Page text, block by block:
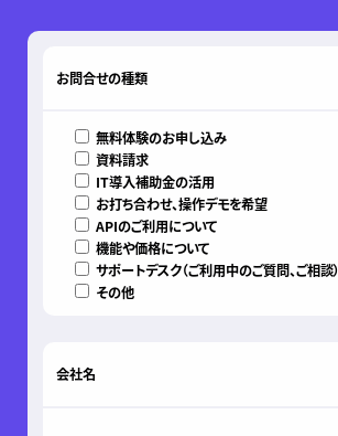
お問合せの種類
無料体験のお申し込み
資料請求
IT導入補助金の活用
お打ち合わせ、操作デモを希望
APIのご利用について
機能や価格について
サポートデスク（ご利用中のご質問、ご相談）
その他
会社名